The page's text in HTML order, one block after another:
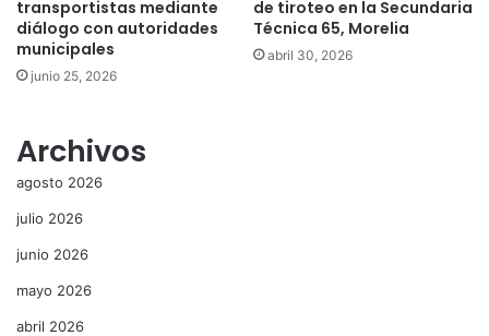
transportistas mediante
diálogo con autoridades
municipales
junio 25, 2026
de tiroteo en la Secundaria
Técnica 65, Morelia
abril 30, 2026
Archivos
agosto 2026
julio 2026
junio 2026
mayo 2026
abril 2026